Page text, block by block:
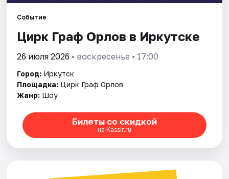
Событие
Цирк Граф Орлов в Иркутске
26 июля 2026 • воскресенье • 17:00
Город: Иркутск
Площадка: Цирк Граф Орлов
Жанр: Шоу
Билеты со скидкой
на Kassir.ru